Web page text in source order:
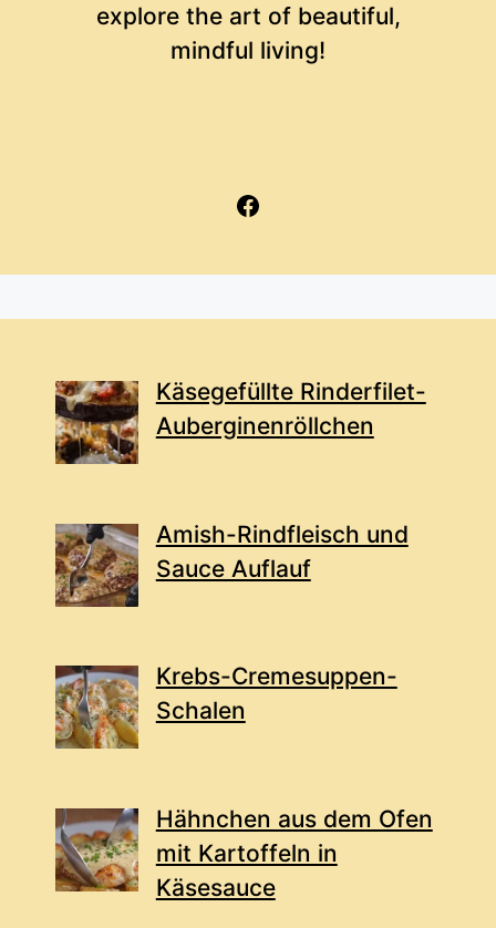
explore the art of beautiful,
mindful living!
Facebook
Käsegefüllte Rinderfilet-
Auberginenröllchen
Amish-Rindfleisch und
Sauce Auflauf
Krebs-Cremesuppen-
Schalen
Hähnchen aus dem Ofen
mit Kartoffeln in
Käsesauce